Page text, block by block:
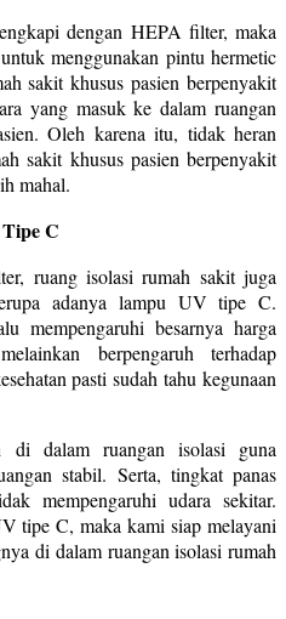
dengan HEPA filter, maka
menggunakan pintu hermetic
sakit khusus pasien berpenyakit
yang masuk ke dalam ruangan
Oleh karena itu, tidak heran
sakit khusus pasien berpenyakit
mahal.
C
ruang isolasi rumah sakit juga
adanya lampu UV tipe C.
mempengaruhi besarnya harga
berpengaruh terhadap
pasti sudah tahu kegunaan
di dalam ruangan isolasi guna
stabil. Serta, tingkat panas
mempengaruhi udara sekitar.
tipe C, maka kami siap melayani
di dalam ruangan isolasi rumah